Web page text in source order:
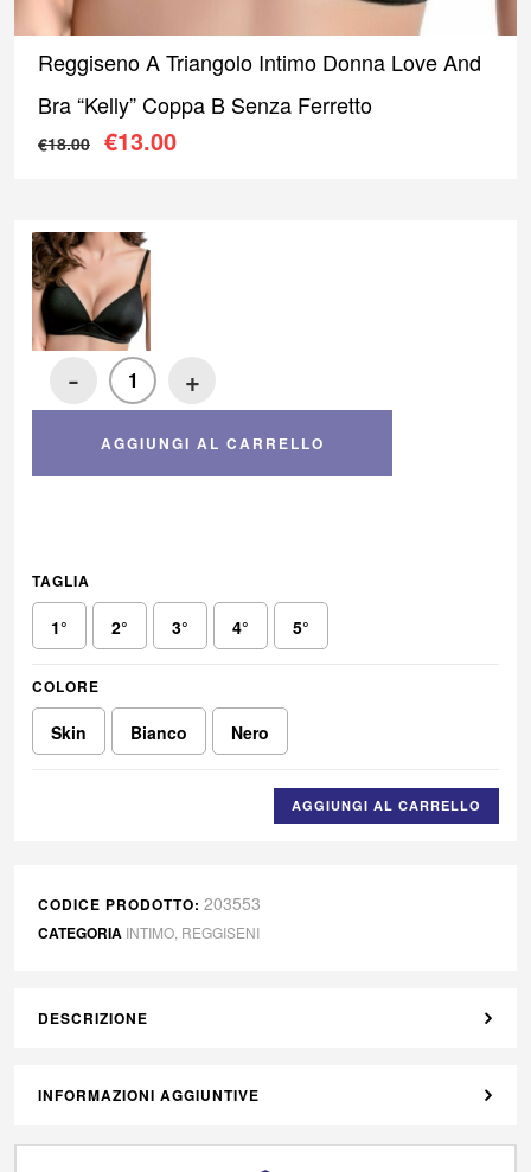
Reggiseno A Triangolo Intimo Donna Love And
Bra “Kelly” Coppa B Senza Ferretto
€18.00 Il prezzo originale era: €18.00.
€13.00
- +
AGGIUNGI AL CARRELLO
TAGLIA
1° 2° 3° 4° 5°
COLORE
Skin Bianco Nero
AGGIUNGI AL CARRELLO
CODICE PRODOTTO: 203553
CATEGORIA INTIMO REGGISENI
DESCRIZIONE
INFORMAZIONI AGGIUNTIVE